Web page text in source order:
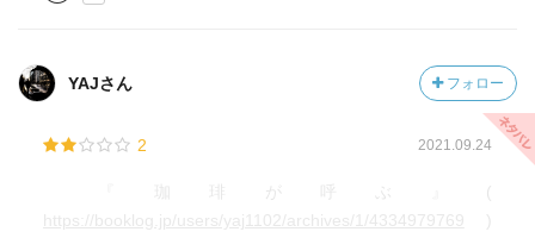
YAJさん フォロー
2 2021.09.24
『珈琲が呼ぶ』(